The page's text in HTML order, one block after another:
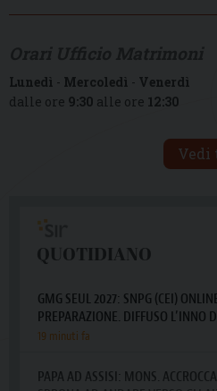
Lunedì - Mercoledì - Venerdì
dalle ore 9:30 alle ore 12:30
Vedi